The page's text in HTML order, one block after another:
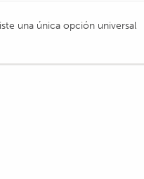
una única opción universal